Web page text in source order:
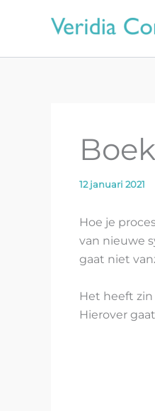
12 januari 2021
Hoe je
van nieuwe
gaat niet
Het heeft
Hierover